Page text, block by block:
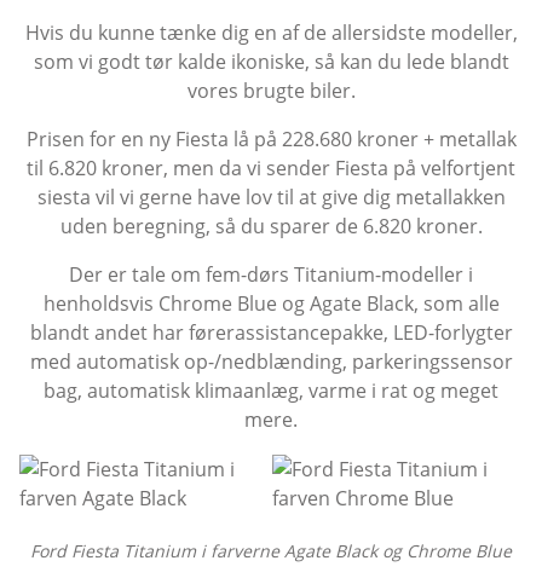
Hvis du kunne tænke dig en af de allersidste modeller,
som vi godt tør kalde ikoniske, så kan du lede blandt
vores brugte biler.
Prisen for en ny Fiesta lå på 228.680 kroner + metallak
til 6.820 kroner, men da vi sender Fiesta på velfortjent
siesta vil vi gerne have lov til at give dig metallakken
uden beregning, så du sparer de 6.820 kroner.
Der er tale om fem-dørs Titanium-modeller i
henholdsvis Chrome Blue og Agate Black, som alle
blandt andet har førerassistancepakke, LED-forlygter
med automatisk op-/nedblænding, parkeringssensor
bag, automatisk klimaanlæg, varme i rat og meget
mere.
Ford Fiesta Titanium i farverne Agate Black og Chrome Blue